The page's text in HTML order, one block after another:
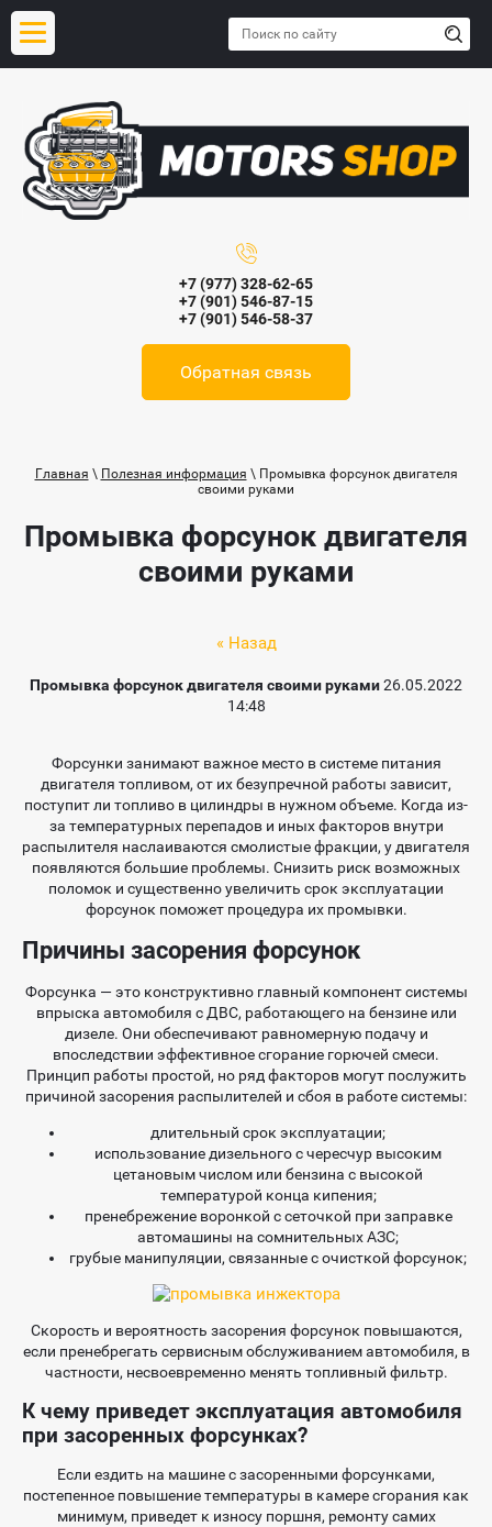
+7 (977) 328-62-65
+7 (901) 546-87-15
+7 (901) 546-58-37
Обратная связь
Главная \ Полезная информация \ Промывка форсунок двигателя
своими руками
Промывка форсунок двигателя
своими руками
« Назад
Промывка форсунок двигателя своими руками26.05.2022
14:48
Форсунки занимают важное место в системе питания
двигателя топливом, от их безупречной работы зависит,
поступит ли топливо в цилиндры в нужном объеме. Когда из-
за температурных перепадов и иных факторов внутри
распылителя наслаиваются смолистые фракции, у двигателя
появляются большие проблемы. Снизить риск возможных
поломок и существенно увеличить срок эксплуатации
форсунок поможет процедура их промывки.
Причины засорения форсунок
Форсунка — это конструктивно главный компонент системы
впрыска автомобиля с ДВС, работающего на бензине или
дизеле. Они обеспечивают равномерную подачу и
впоследствии эффективное сгорание горючей смеси.
Принцип работы простой, но ряд факторов могут послужить
причиной засорения распылителей и сбоя в работе системы:
длительный срок эксплуатации;
использование дизельного с чересчур высоким
цетановым числом или бензина с высокой
температурой конца кипения;
пренебрежение воронкой с сеточкой при заправке
автомашины на сомнительных АЗС;
грубые манипуляции, связанные с очисткой форсунок;
Скорость и вероятность засорения форсунок повышаются,
если пренебрегать сервисным обслуживанием автомобиля, в
частности, несвоевременно менять топливный фильтр.
К чему приведет эксплуатация автомобиля
при засоренных форсунках?
Если ездить на машине с засоренными форсунками,
постепенное повышение температуры в камере сгорания как
минимум, приведет к износу поршня, ремонту самих